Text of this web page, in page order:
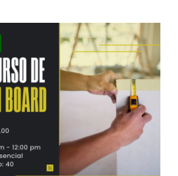
was:
$830.00.
is:
$675.00.